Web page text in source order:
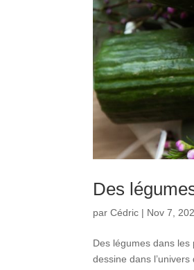
Des
parCédric | Nov 7,
Des légumes dans
dessine dans